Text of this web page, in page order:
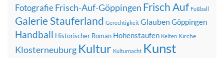
FotografieFrisch-Auf-Göppingen Frisch Auf Fußball
Galerie Stauferland Gerechtigkeit Glauben Göppingen
Handball Historischer Roman Hohenstaufen Kelten Kirche
Klosterneuburg Kultur Kulturnacht Kunst